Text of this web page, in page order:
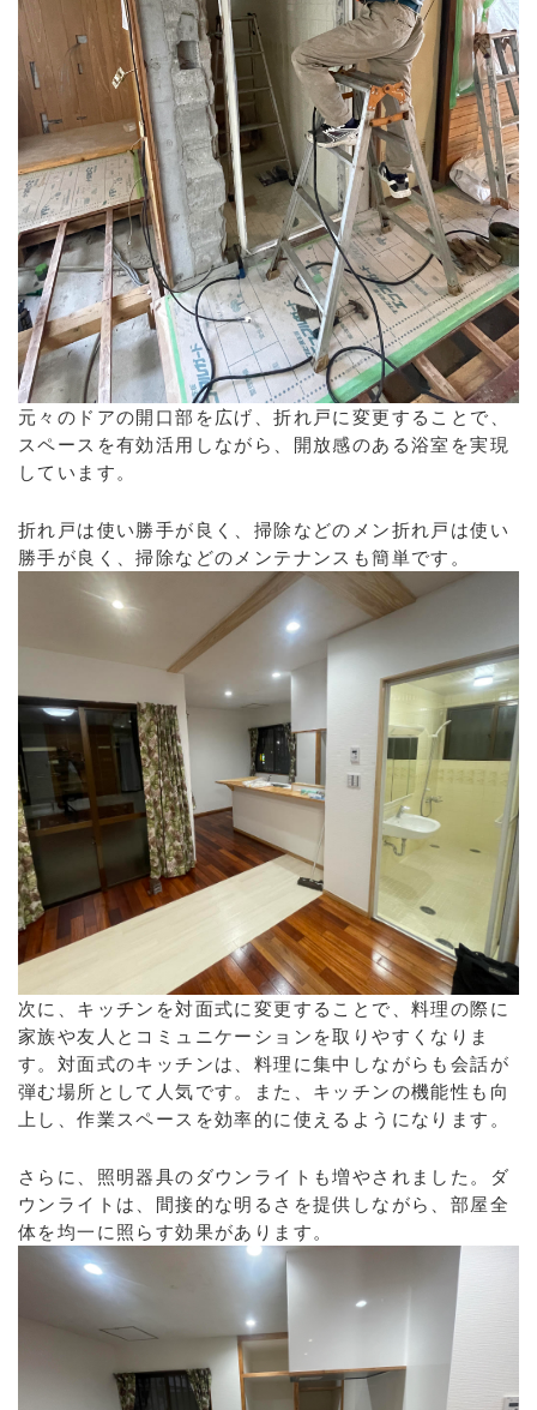
元々のドアの開口部を広げ、折れ戸に変更することで、
スペースを有効活用しながら、開放感のある浴室を実現
しています。
折れ戸は使い勝手が良く、掃除などのメン折れ戸は使い
勝手が良く、掃除などのメンテナンスも簡単です。
次に、キッチンを対面式に変更することで、料理の際に
家族や友人とコミュニケーションを取りやすくなりま
す。対面式のキッチンは、料理に集中しながらも会話が
弾む場所として人気です。また、キッチンの機能性も向
上し、作業スペースを効率的に使えるようになります。
さらに、照明器具のダウンライトも増やされました。ダ
ウンライトは、間接的な明るさを提供しながら、部屋全
体を均一に照らす効果があります。